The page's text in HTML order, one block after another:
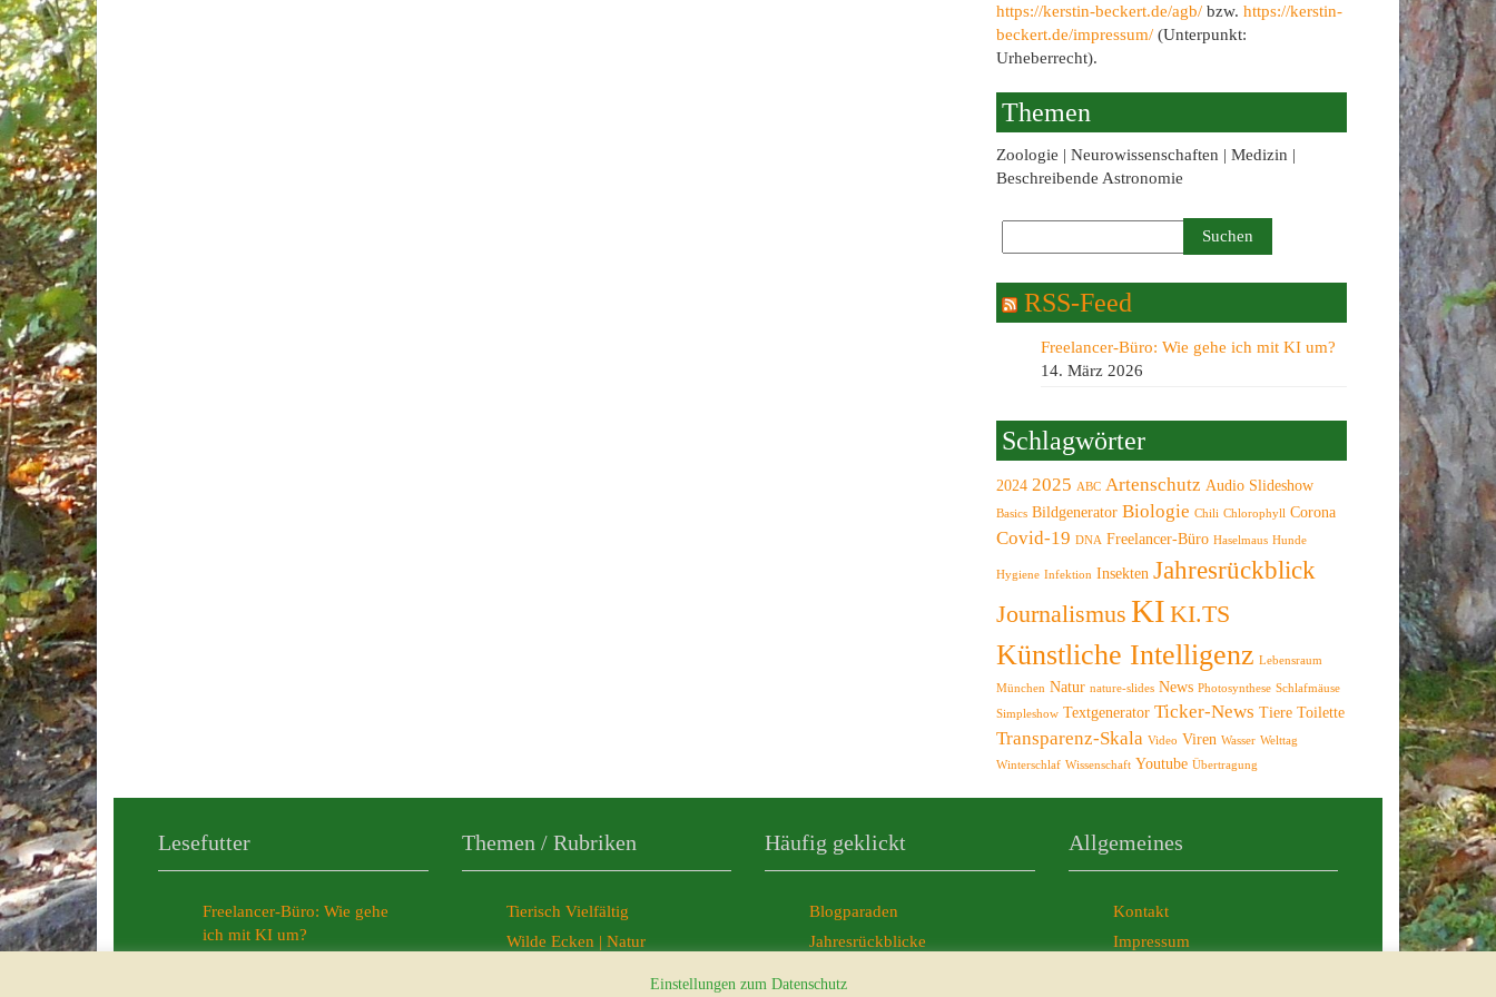
https://kerstin-beckert.de/agb/bzw. https://kerstin-
beckert.de/impressum/(Unterpunkt:
Urheberrecht).
Themen
Zoologie | Neurowissenschaften | Medizin |
Beschreibende Astronomie
RSS-Feed
Freelancer-Büro: Wie gehe ich mit KI um?
14. März 2026
Schlagwörter
2024 2025 ABC Artenschutz Audio Slideshow
Basics Bildgenerator Biologie Chili Chlorophyll Corona
Covid-19 DNA Freelancer-Büro Haselmaus Hunde
Hygiene Infektion Insekten Jahresrückblick
Journalismus KI KI.TS
Künstliche Intelligenz Lebensraum
München Natur nature-slides News Photosynthese Schlafmäuse
Simpleshow Textgenerator Ticker-News Tiere Toilette
Transparenz-Skala Video Viren Wasser Welttag
Winterschlaf Wissenschaft Youtube Übertragung
Lesefutter
Freelancer-Büro: Wie gehe
ich mit KI um?
Themen / Rubriken
Tierisch Vielfältig
Wilde Ecken | Natur
Häufig geklickt
Blogparaden
Jahresrückblicke
Allgemeines
Kontakt
Impressum
Einstellungen zum Datenschutz